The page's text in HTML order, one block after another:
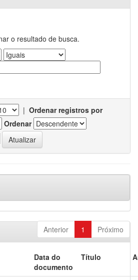
o resultado de busca.
| Ordenar registros por
Ordenar
Anterior 1 Próximo
Data do
documento
Título